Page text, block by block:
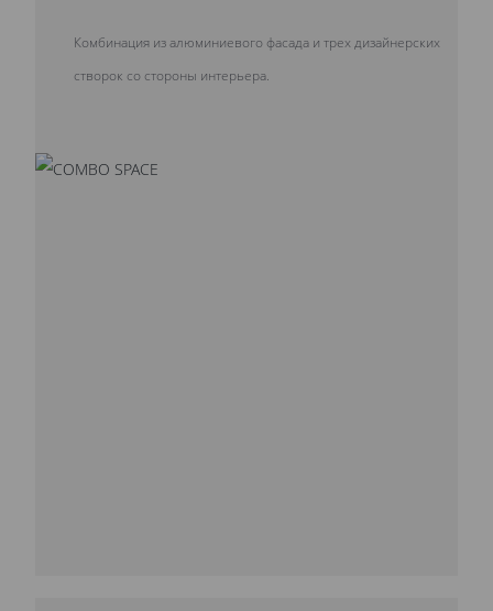
Комбинация из алюминиевого фасада и трех дизайнерских
створок со стороны интерьера.